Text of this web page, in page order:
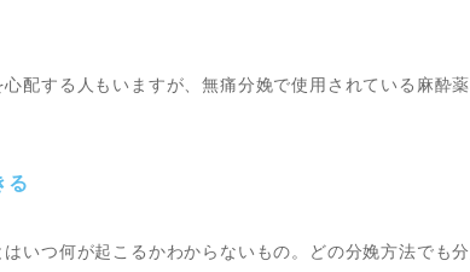
配する人もいますが、無痛分娩で使用されている麻酔
る
いつ何が起こるかわからないもの。どの分娩方法でも